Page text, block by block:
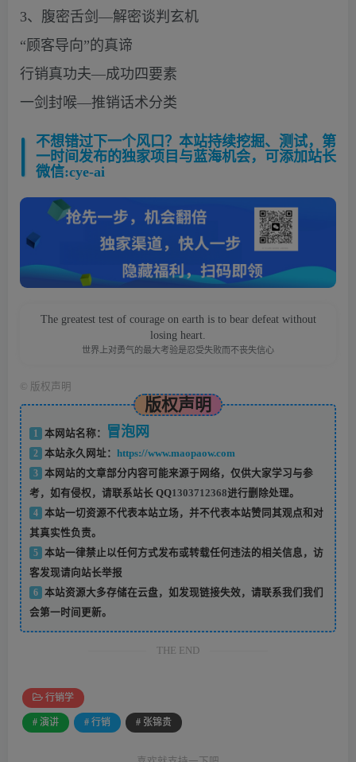
3、腹密舌剑—解密谈判玄机
“顾客导向”的真谛
行销真功夫—成功四要素
一剑封喉—推销话术分类
不想错过下一个风口？本站持续挖掘、测试，第
一时间发布的独家项目与蓝海机会，可添加站长
微信:cye-ai
The greatest test of courage on earth is to bear defeat without
losing heart.
世界上对勇气的最大考验是忍受失败而不丧失信心
版权声明
版权声明
1 本网站名称： 冒泡网
2 本站永久网址： https://www.maopaow.com
3
本网站的文章部分内容可能来源于网络，仅供大家学习与参
考，如有侵权，请联系站长 QQ1303712368进行删除处理。
4
本站一切资源不代表本站立场，并不代表本站赞同其观点和对
其真实性负责。
5
本站一律禁止以任何方式发布或转载任何违法的相关信息，访
客发现请向站长举报
6
本站资源大多存储在云盘，如发现链接失效，请联系我们我们
会第一时间更新。
THE END
行销学
# 演讲 # 行销 # 张锦贵